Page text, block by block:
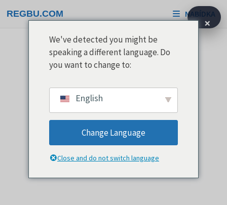
na
REGBU.COM NABÍDKA
×
We've detected you might be
speaking a different language. Do
you want to change to:
English
Change Language
Close and do not switch language